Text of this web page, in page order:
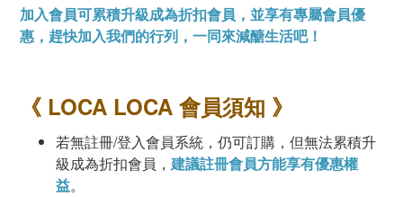
加入會員可累積升級成為折扣會員，並享有專屬會員優
惠，趕快加入我們的行列，一同來減醣生活吧！
《 LOCA LOCA 會員須知 》
若無註冊/登入會員系統，仍可訂購，但無法累積升
級成為折扣會員， 建議註冊會員方能享有優惠權
益。